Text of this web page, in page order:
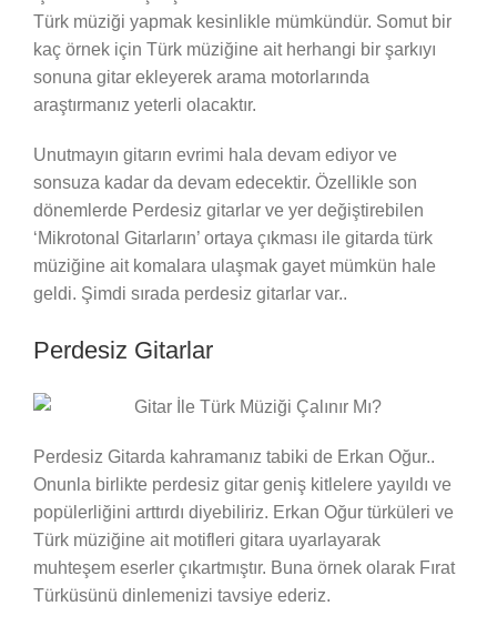
Türk müziği yapmak kesinlikle mümkündür. Somut bir
kaç örnek için Türk müziğine ait herhangi bir şarkıyı
sonuna gitar ekleyerek arama motorlarında
araştırmanız yeterli olacaktır.
Unutmayın gitarın evrimi hala devam ediyor ve
sonsuza kadar da devam edecektir. Özellikle son
dönemlerde Perdesiz gitarlar ve yer değiştirebilen
‘Mikrotonal Gitarların’ ortaya çıkması ile gitarda türk
müziğine ait komalara ulaşmak gayet mümkün hale
geldi. Şimdi sırada perdesiz gitarlar var..
Perdesiz Gitarlar
Perdesiz Gitarda kahramanız tabiki de Erkan Oğur..
Onunla birlikte perdesiz gitar geniş kitlelere yayıldı ve
popülerliğini arttırdı diyebiliriz. Erkan Oğur türküleri ve
Türk müziğine ait motifleri gitara uyarlayarak
muhteşem eserler çıkartmıştır. Buna örnek olarak Fırat
Türküsünü dinlemenizi tavsiye ederiz.